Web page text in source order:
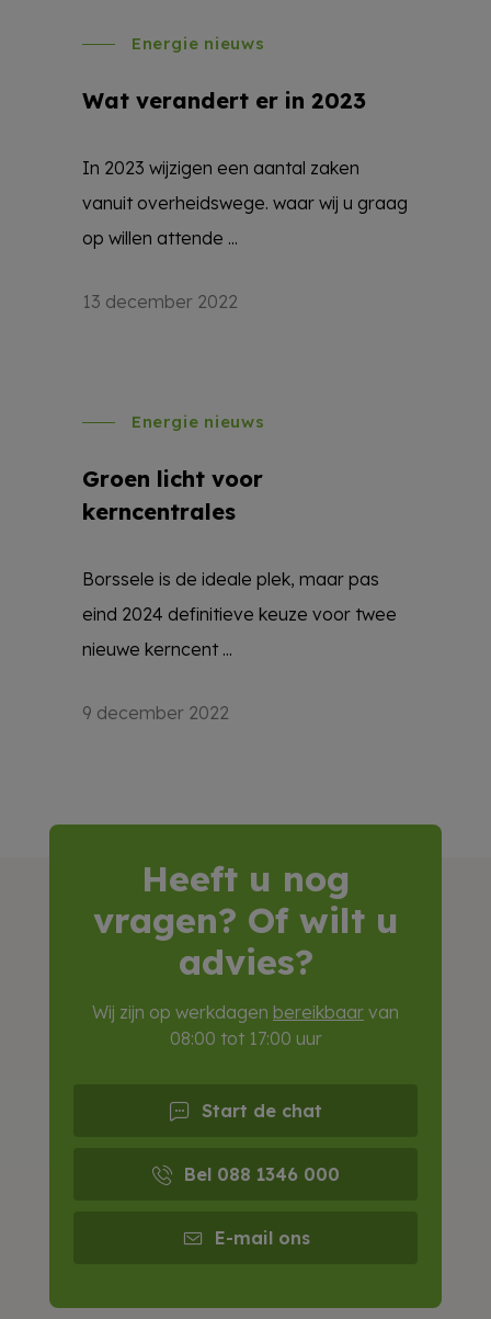
Energie nieuws
Wat verandert er in 2023
In 2023 wijzigen een aantal zaken
vanuit overheidswege. waar wij u graag
op willen attende ...
13 december 2022
Energie nieuws
Groen licht voor
kerncentrales
Borssele is de ideale plek, maar pas
eind 2024 definitieve keuze voor twee
nieuwe kerncent ...
9 december 2022
Heeft u nog
vragen? Of wilt u
advies?
Wij zijn op werkdagen bereikbaar van
08:00 tot 17:00 uur
Start de chat
Bel 088 1346 000
E-mail ons